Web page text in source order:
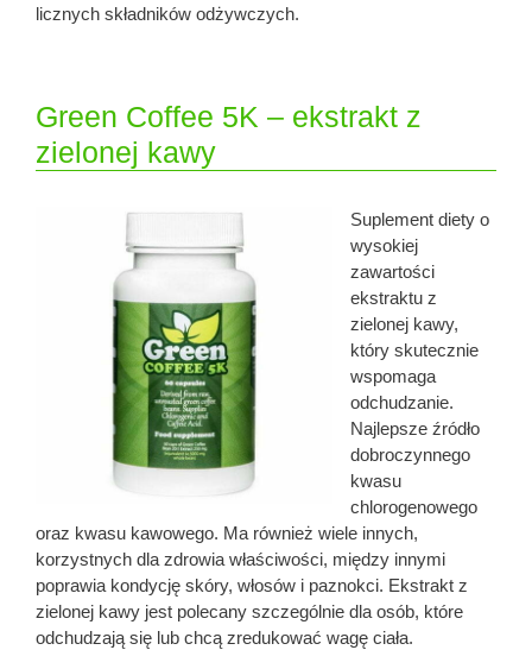
licznych składników odżywczych.
Green Coffee 5K – ekstrakt z
zielonej kawy
Suplement diety o
wysokiej
zawartości
ekstraktu z
zielonej kawy,
który skutecznie
wspomaga
odchudzanie.
Najlepsze źródło
dobroczynnego
kwasu
chlorogenowego
oraz kwasu kawowego. Ma również wiele innych,
korzystnych dla zdrowia właściwości, między innymi
poprawia kondycję skóry, włosów i paznokci. Ekstrakt z
zielonej kawy jest polecany szczególnie dla osób, które
odchudzają się lub chcą zredukować wagę ciała.